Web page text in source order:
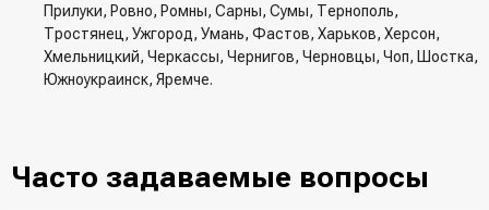
Прилуки, Ровно, Ромны, Сарны, Сумы, Тернополь,
Тростянец, Ужгород, Умань, Фастов, Харьков, Херсон,
Хмельницкий, Черкассы, Чернигов, Черновцы, Чоп, Шостка,
Южноукраинск, Яремче.
Часто задаваемые вопросы